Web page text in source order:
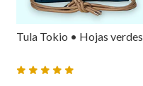
Tula Tokio • Hojas verdes